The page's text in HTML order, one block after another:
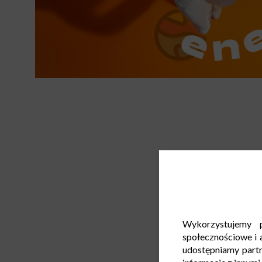
społecznościowe
udostępniamy